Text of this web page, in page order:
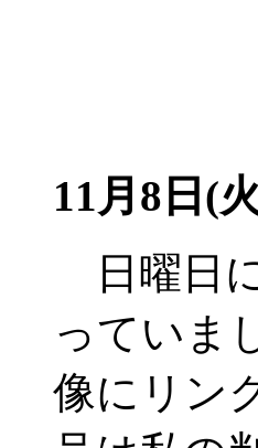
11月8日(
日曜日
っていま
像にリン